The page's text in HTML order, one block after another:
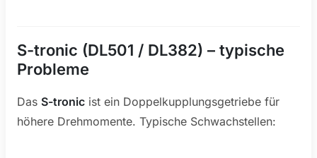
S-tronic (DL501 / DL382) – typische
Probleme
Das S-tronic ist ein Doppelkupplungsgetriebe für
höhere Drehmomente. Typische Schwachstellen: